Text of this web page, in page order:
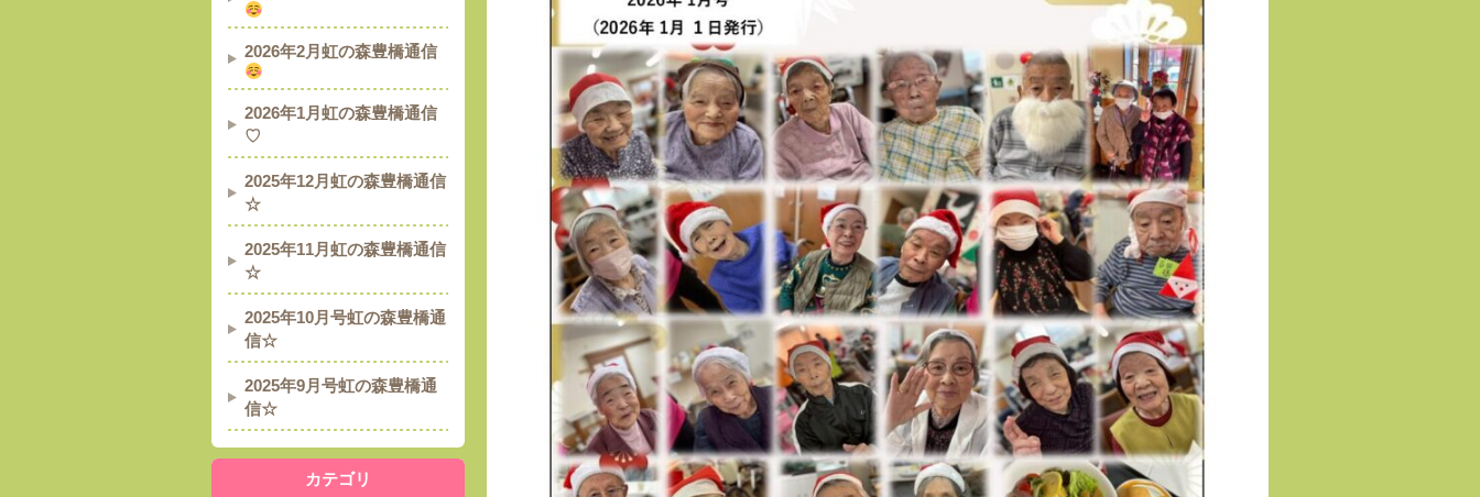
2026年2月虹の森豊橋通信
2026年1月虹の森豊橋通信
♡
2025年12月虹の森豊橋通信
☆
2025年11月虹の森豊橋通信
☆
2025年10月号虹の森豊橋通
信☆
2025年9月号虹の森豊橋通
信☆
カテゴリ